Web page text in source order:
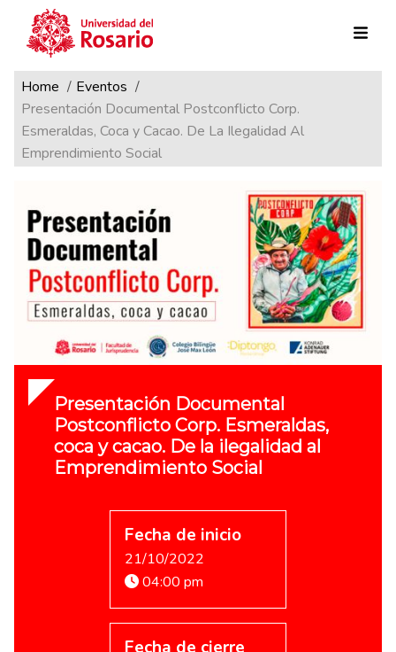
Pasar al contenido principal
Ruta de navegación
Home
Eventos
Presentación Documental Postconflicto Corp.
Esmeraldas, Coca y Cacao. De La Ilegalidad Al
Emprendimiento Social
Presentación Documental
Postconflicto Corp. Esmeraldas,
coca y cacao. De la ilegalidad al
Emprendimiento Social
Fecha de inicio
21/10/2022
04:00 pm
Fecha de cierre